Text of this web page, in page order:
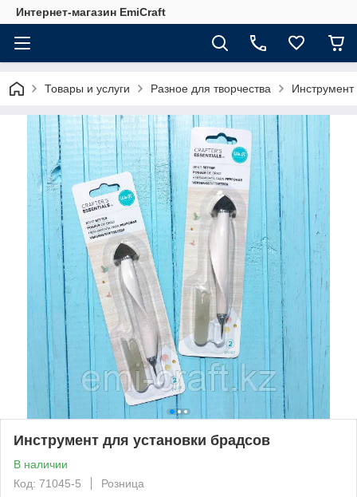
Интернет-магазин EmiCraft
Товары и услуги Разное для творчества Инструмент
Инструмент для установки брадсов
В наличии
Код: 71045-5
Розница